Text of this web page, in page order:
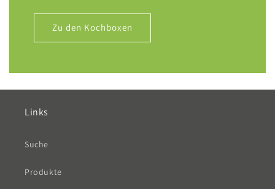
Zu den Kochboxen
Links
Suche
Produkte